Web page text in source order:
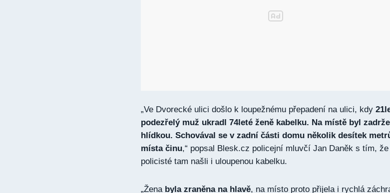
„Ve Dvorecké ulici došlo k loupežnému přepadení na ulici, kdy
podezřelý muž ukradl 74leté ženě kabelku. Na místě byl
hlídkou. Schovával se v zadní části domu několik desítek
místa činu,“ popsal Blesk.cz policejní mluvčí Jan Daněk s tím, že
policisté tam našli i uloupenou kabelku.
„Žena byla zraněna na hlavě, na místo proto přijela i rychlá